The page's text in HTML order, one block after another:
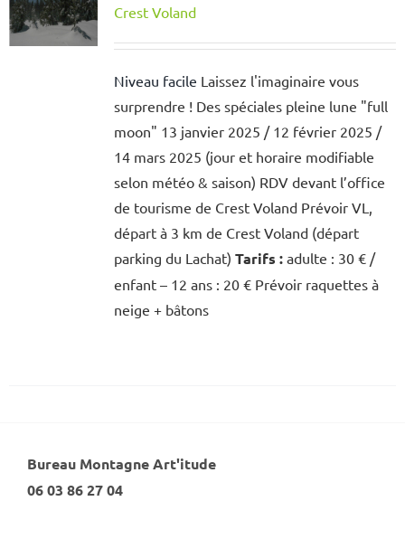
Crest Voland
Niveau facile Laissez l'imaginaire vous
surprendre ! Des spéciales pleine lune "full
moon" 13 janvier 2025 / 12 février 2025 /
14 mars 2025 (jour et horaire modifiable
selon météo & saison) RDV devant l’office
de tourisme de Crest Voland Prévoir VL,
départ à 3 km de Crest Voland (départ
parking du Lachat) Tarifs :adulte : 30 € /
enfant – 12 ans : 20 € Prévoir raquettes à
neige + bâtons
Bureau Montagne Art'itude
06 03 86 27 04